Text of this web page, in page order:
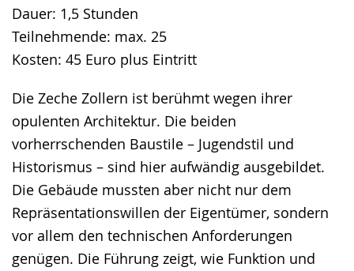
Dauer: 1,5 Stunden
Teilnehmende: max. 25
Kosten: 45 Euro plus Eintritt
Die Zeche Zollern ist berühmt wegen ihrer
opulenten Architektur. Die beiden
vorherrschenden Baustile – Jugendstil und
Historismus – sind hier aufwändig ausgebildet.
Die Gebäude mussten aber nicht nur dem
Repräsentationswillen der Eigentümer, sondern
vor allem den technischen Anforderungen
genügen. Die Führung zeigt, wie Funktion und